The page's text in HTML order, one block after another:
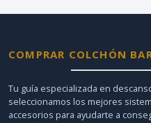
COMPRAR COLCHÓN
Tu guía especializada en
seleccionamos los mejores
accesorios para ayudarte a